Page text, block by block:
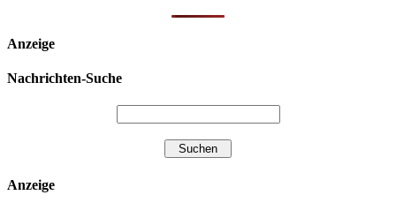
Anzeige
Nachrichten-Suche
Anzeige